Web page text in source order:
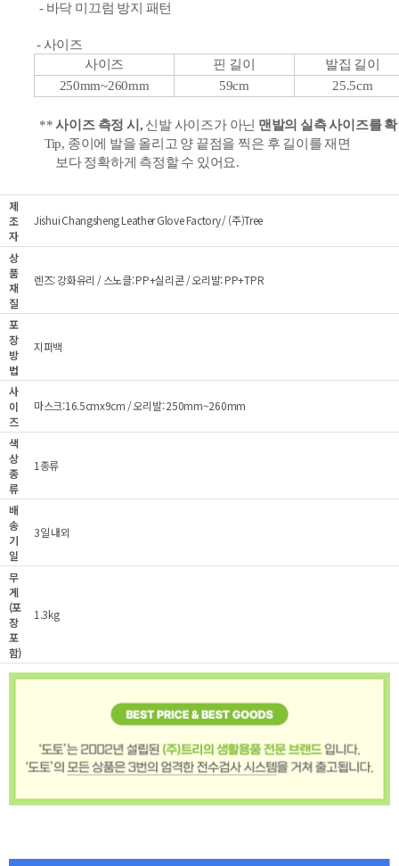
- 바닥 미끄럼 방지 패턴
- 사이즈
사이즈
핀 길이
발집 길이
250mm~260mm
59cm 25.5cm
** 사이즈 측정 시, 신발 사이즈가 아닌 맨발의 실측 사이즈를
Tip, 종이에 발을 올리고 양 끝점을 찍은 후 길이를 재면
보다 정확하게 측정할 수 있어요.
제
조
자
Jishui Changsheng Leather Glove Factory / (주)Tree
상
품
재
질
렌즈: 강화유리 / 스노클: PP+실리콘 / 오리발: PP+TPR
포
장
방
법
지퍼백
사
이
즈
마스크:16.5cmx9cm / 오리발: 250mm~260mm
색
상
종
류
1종류
배
송
기
일
3일 내외
무
게
(포
장
포
함)
1.3kg